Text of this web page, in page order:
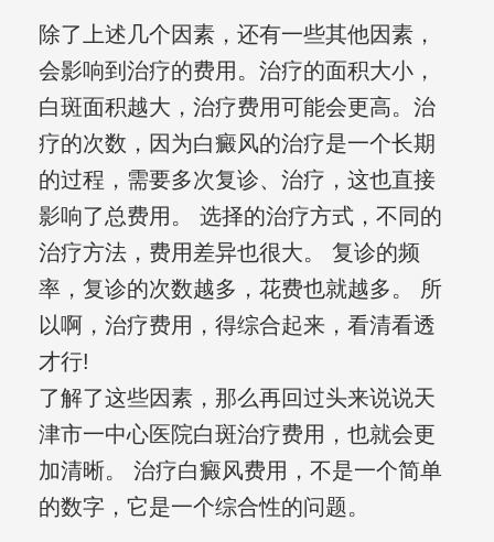
除了上述几个因素，还有一些其他因素，
会影响到治疗的费用。治疗的面积大小，
白斑面积越大，治疗费用可能会更高。治
疗的次数，因为白癜风的治疗是一个长期
的过程，需要多次复诊、治疗，这也直接
影响了总费用。 选择的治疗方式，不同的
治疗方法，费用差异也很大。 复诊的频
率，复诊的次数越多，花费也就越多。 所
以啊，治疗费用，得综合起来，看清看透
才行!
了解了这些因素，那么再回过头来说说天
津市一中心医院白斑治疗费用，也就会更
加清晰。 治疗白癜风费用，不是一个简单
的数字，它是一个综合性的问题。